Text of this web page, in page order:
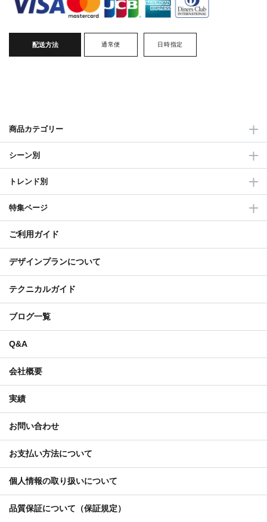
配送方法 通常便 日時指定
商品カテゴリー
シーン別
トレンド別
特集ページ
ご利用ガイド
デザインプランについて
テクニカルガイド
ブログ一覧
Q&A
会社概要
実績
お問い合わせ
お支払い方法について
個人情報の取り扱いについて
品質保証について（保証規定）